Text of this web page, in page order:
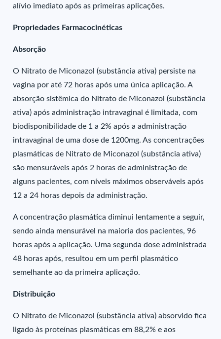
alívio imediato após as primeiras aplicações.
Propriedades Farmacocinéticas
Absorção
O Nitrato de Miconazol (substância ativa) persiste na
vagina por até 72 horas após uma única aplicação. A
absorção sistêmica do Nitrato de Miconazol (substância
ativa) após administração intravaginal é limitada, com
biodisponibilidade de 1 a 2% após a administração
intravaginal de uma dose de 1200mg. As concentrações
plasmáticas de Nitrato de Miconazol (substância ativa)
são mensuráveis após 2 horas de administração de
alguns pacientes, com níveis máximos observáveis após
12 a 24 horas depois da administração.
A concentração plasmática diminui lentamente a seguir,
sendo ainda mensurável na maioria dos pacientes, 96
horas após a aplicação. Uma segunda dose administrada
48 horas após, resultou em um perfil plasmático
semelhante ao da primeira aplicação.
Distribuição
O Nitrato de Miconazol (substância ativa) absorvido fica
ligado às proteínas plasmáticas em 88,2% e aos